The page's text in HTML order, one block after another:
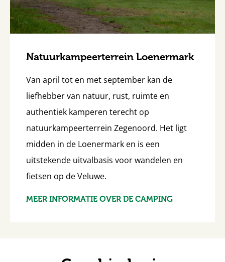
Natuurkampeerterrein Loenermark
Van april tot en met september kan de
liefhebber van natuur, rust, ruimte en
authentiek kamperen terecht op
natuurkampeerterrein Zegenoord. Het ligt
midden in de Loenermark en is een
uitstekende uitvalbasis voor wandelen en
fietsen op de Veluwe.
MEER INFORMATIE OVER DE CAMPING